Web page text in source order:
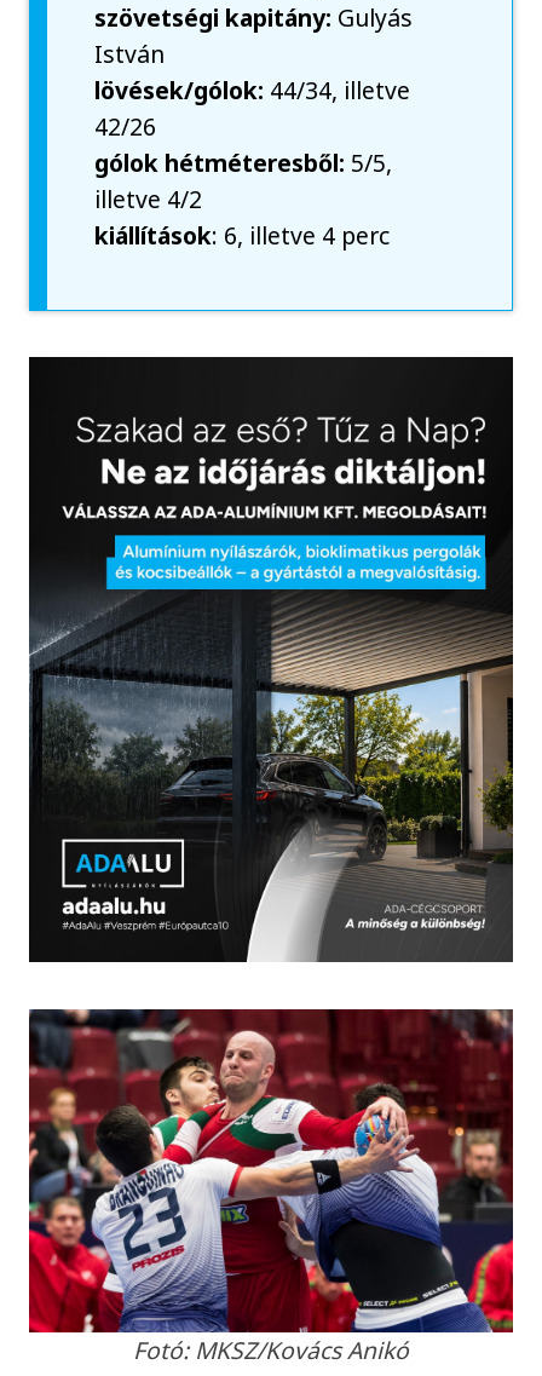
szövetségi kapitány: Gulyás
István
lövések/gólok: 44/34, illetve
42/26
gólok hétméteresből: 5/5,
illetve 4/2
kiállítások: 6, illetve 4 perc
Fotó: MKSZ/Kovács Anikó